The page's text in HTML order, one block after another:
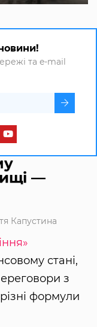
та e-mail
—
Капустина
стані,
з
формули